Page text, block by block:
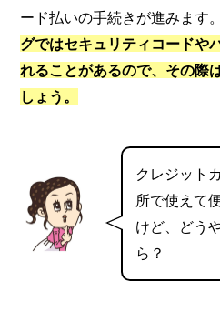
ード払いの手続きが進みます
グではセキュリティコードや
れることがあるので、その際
しょう。
クレジット
所で使えて
けど、どう
ら？